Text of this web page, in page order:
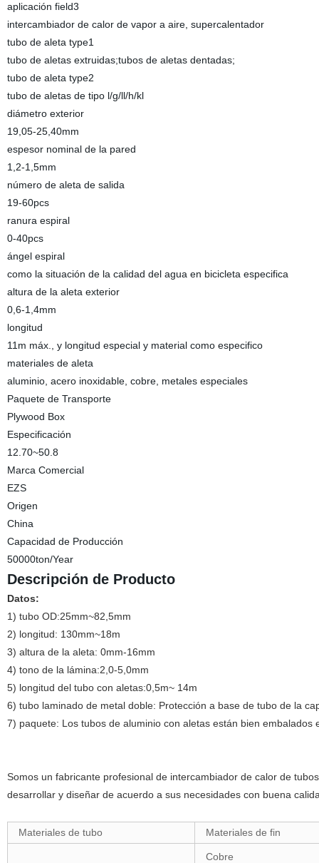
aplicación field3
intercambiador de calor de vapor a aire, supercalentador
tubo de aleta type1
tubo de aletas extruidas;tubos de aletas dentadas;
tubo de aleta type2
tubo de aletas de tipo l/g/ll/h/kl
diámetro exterior
19,05-25,40mm
espesor nominal de la pared
1,2-1,5mm
número de aleta de salida
19-60pcs
ranura espiral
0-40pcs
ángel espiral
como la situación de la calidad del agua en bicicleta especifica
altura de la aleta exterior
0,6-1,4mm
longitud
11m máx., y longitud especial y material como especifico
materiales de aleta
aluminio, acero inoxidable, cobre, metales especiales
Paquete de Transporte
Plywood Box
Especificación
12.70~50.8
Marca Comercial
EZS
Origen
China
Capacidad de Producción
50000ton/Year
Descripción de Producto
Datos:
1) tubo OD:25mm~82,5mm
2) longitud: 130mm~18m
3) altura de la aleta: 0mm-16mm
4) tono de la lámina:2,0-5,0mm
5) longitud del tubo con aletas:0,5m~ 14m
6) tubo laminado de metal doble: Protección a base de tubo de la
7) paquete: Los tubos de aluminio con aletas están bien
Somos un fabricante profesional de intercambiador de calor de
desarrollar y diseñar de acuerdo a sus necesidades con buena
Materiales de tubo Materiales de fin
Cobre